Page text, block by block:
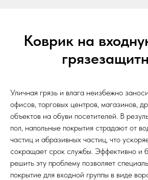
Коврик на
Уличная грязь и влага неизбежно
офисов, торговых центров, магазинов,
объектов на обуви посетителей. В
пол, напольные покрытия страдают от
частиц и абразивных частиц, что
сокращает срок службы. Эффективно и
решить эту проблему позволяет
покрытие для входной группы в виде